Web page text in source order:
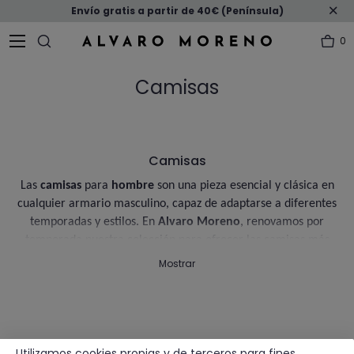
Envío gratis a partir de 40€ (Península)
0
Camisas
Camisas
Las camisaspara hombreson una pieza esencial y clásica en
cualquier armario masculino, capaz de adaptarse a diferentes
temporadas y estilos. En Alvaro Moreno, renovamos por
actuales. Estas prendas destacan por su versatilidad, ya que
nuestras opciones de algodón liso o de corteslim fit. Estas
Mostrar